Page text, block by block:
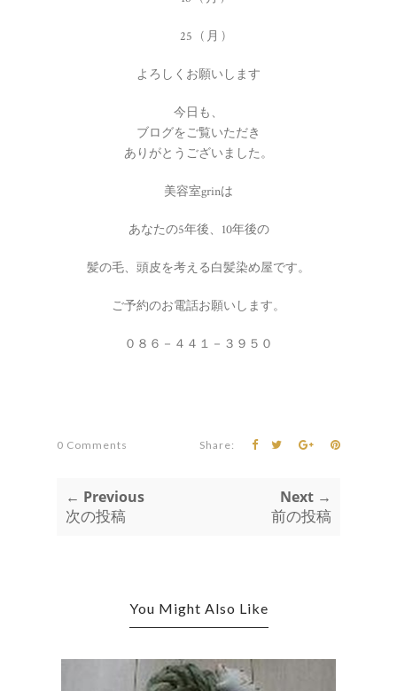
25 ( 月 )
よろしくお願いします
今日も、
ブログをご覧いただき
ありがとうございました。
美容室grinは
あなたの5年後、10年後の
髪の毛、頭皮を考える白髪染め屋です。
ご予約のお電話お願いします。
０８６－４４１－３９５０
0 Comments Share:
← Previous
次の投稿
Next →
前の投稿
You Might Also Like